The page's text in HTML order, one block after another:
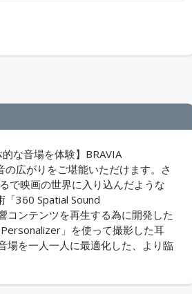
な音場を体験】BRAVIA
広がりをご堪能いただけます。さ
で映画の世界に入り込んだような
360 Spatial Sound
ンテンツを再生する為に開発した
」を使って撮影した耳
場を一人一人に最適化した、より臨